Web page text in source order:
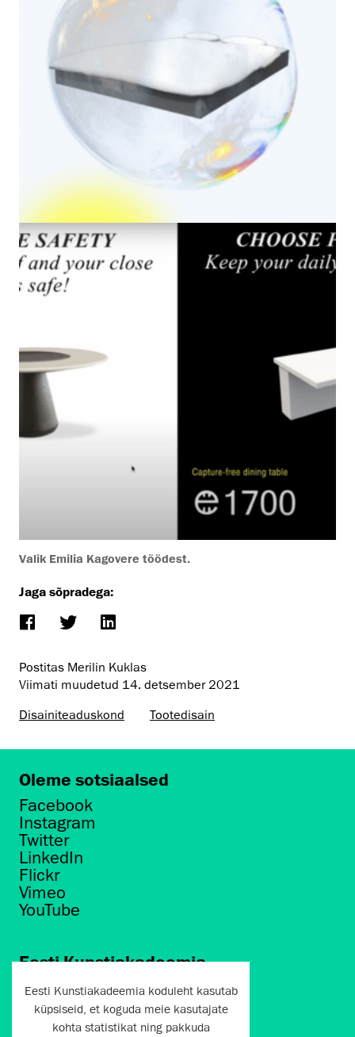
Valik Emilia Kagovere töödest.
Jaga sõpradega:
Postitas Merilin Kuklas
Viimati muudetud 14. detsember 2021
Disaini­­teaduskond
Tootedisain
Oleme sotsiaalsed
Facebook
Instagram
Twitter
LinkedIn
Flickr
Vimeo
YouTube
Eesti Kunstiakadeemia
Põhja puiestee 7
Tallinn 10412
Eesti Kunstiakadeemia koduleht kasutab
küpsiseid, et koguda meie kasutajate
kohta statistikat ning pakkuda